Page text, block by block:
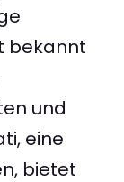
bekannt
und
eine
bietet